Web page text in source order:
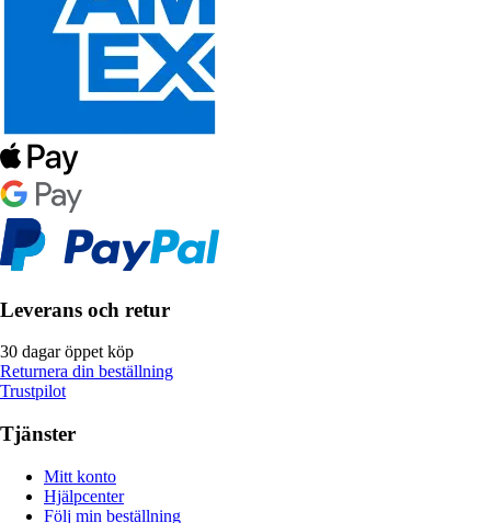
Leverans och retur
30 dagar öppet köp
Returnera din beställning
Trustpilot
Tjänster
Mitt konto
Hjälpcenter
Följ min beställning